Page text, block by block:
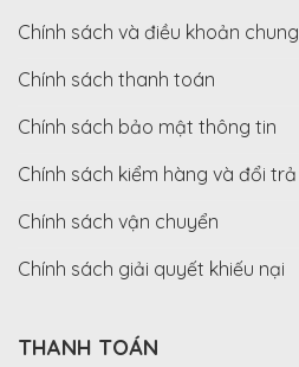
Chính sách và điều khoản chung
Chính sách thanh toán
Chính sách bảo mật thông tin
Chính sách kiểm hàng và đổi trả
Chính sách vận chuyển
Chính sách giải quyết khiếu nại
THANH TOÁN